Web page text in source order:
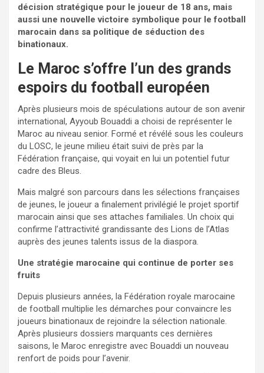
décision stratégique pour le joueur de 18 ans, mais
aussi une nouvelle victoire symbolique pour le football
marocain dans sa politique de séduction des
binationaux.
Le Maroc s’offre l’un des grands
espoirs du football européen
Après plusieurs mois de spéculations autour de son avenir
international, Ayyoub Bouaddi a choisi de représenter le
Maroc au niveau senior. Formé et révélé sous les couleurs
du LOSC, le jeune milieu était suivi de près par la
Fédération française, qui voyait en lui un potentiel futur
cadre des Bleus.
Mais malgré son parcours dans les sélections françaises
de jeunes, le joueur a finalement privilégié le projet sportif
marocain ainsi que ses attaches familiales. Un choix qui
confirme l’attractivité grandissante des Lions de l’Atlas
auprès des jeunes talents issus de la diaspora.
Une stratégie marocaine qui continue de porter ses
fruits
Depuis plusieurs années, la Fédération royale marocaine
de football multiplie les démarches pour convaincre les
joueurs binationaux de rejoindre la sélection nationale.
Après plusieurs dossiers marquants ces dernières
saisons, le Maroc enregistre avec Bouaddi un nouveau
renfort de poids pour l’avenir.